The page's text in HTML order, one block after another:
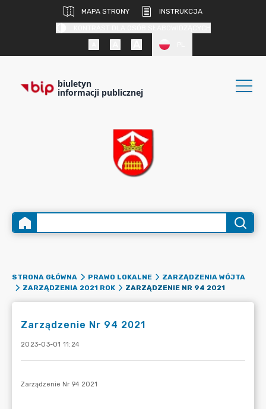
MAPA STRONY
INSTRUKCJA
biuletyn
informacji publicznej
STRONA GŁÓWNA PRAWO LOKALNE
ZARZĄDZENIA WÓJTA
ZARZĄDZENIA 2021 ROK
ZARZĄDZENIE NR 94 2021
Zarządzenie Nr 94 2021
2023-03-01 11:24